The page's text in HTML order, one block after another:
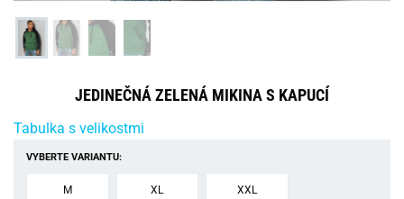
JEDINEČNÁ ZELENÁ MIKINA S KAPUCÍ
Tabulka s velikostmi
VYBERTE VARIANTU:
M XL XXL